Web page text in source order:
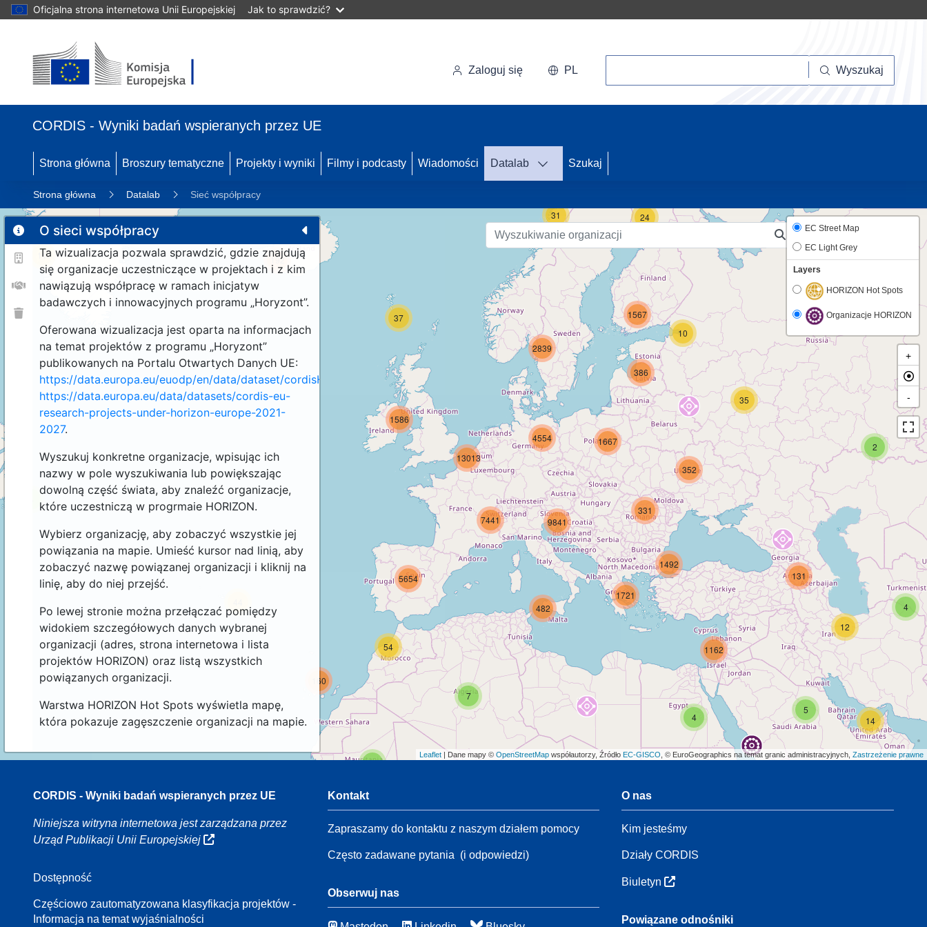
Oficjalna strona internetowa Unii Europejskiej Jak to sprawdzić?
Zaloguj się PL Wyszukaj
CORDIS - Wyniki badań wspieranych przez UE
Strona główna Broszury tematyczne Projekty i wyniki Filmy i podcasty Wiadomości Datalab Szukaj
Strona główna Datalab Sieć współpracy
O sieci współpracy
Ta wizualizacja pozwala sprawdzić, gdzie znajdują
się organizacje uczestniczące w projektach i z kim
nawiązują współpracę w ramach inicjatyw
badawczych i innowacyjnych programu „Horyzont”.
Oferowana wizualizacja jest oparta na informacjach
na temat projektów z programu „Horyzont”
publikowanych na Portalu Otwartych Danych UE:
https://data.europa.eu/euodp/en/data/dataset/cordisH2020projects.
https://data.europa.eu/data/datasets/cordis-eu-
research-projects-under-horizon-europe-2021-
2027.
Wyszukuj konkretne organizacje, wpisując ich
nazwy w pole wyszukiwania lub powiększając
dowolną część świata, aby znaleźć organizacje,
które uczestniczą w progrmaie HORIZON.
Wybierz organizację, aby zobaczyć wszystkie jej
powiązania na mapie. Umieść kursor nad linią, aby
zobaczyć nazwę powiązanej organizacji i kliknij na
linię, aby do niej przejść.
Po lewej stronie można przełączać pomiędzy
widokiem szczegółowych danych wybranej
organizacji (adres, strona internetowa i lista
projektów HORIZON) oraz listą wszystkich
powiązanych organizacji.
Warstwa HORIZON Hot Spots wyświetla mapę,
która pokazuje zagęszczenie organizacji na mapie.
11 192
2
69
7
2
16
160
142
70
10
24
1567
54
5654
31
2839
37
1586
13013
482
331
4554 1667
7441 9841
4
2
5
14
35
386
352
4
1721
12
131
1162
1492
EC Street Map
EC Light Grey
Layers
HORIZON Hot Spots
Organizacje HORIZON
+
-
Leaflet | Dane mapy © OpenStreetMap współautorzy, Źródło EC-GISCO , © EuroGeographics na temat granic administracyjnych, Zastrzeżenie prawne
CORDIS - Wyniki badań wspieranych przez UE
Niniejsza witryna internetowa jest zarządzana przez
Urząd Publikacji Unii Europejskiej
Dostępność
Częściowo zautomatyzowana klasyfikacja projektów -
Informacja na temat wyjaśnialności
Kontakt
Zapraszamy do kontaktu z naszym działem pomocy
Często zadawane pytania (i odpowiedzi)
Obserwuj nas
O nas
Kim jesteśmy
Działy CORDIS
Biuletyn
Powiązane odnośniki